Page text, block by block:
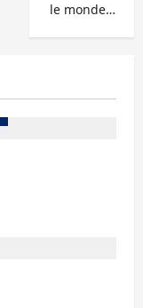
le monde…